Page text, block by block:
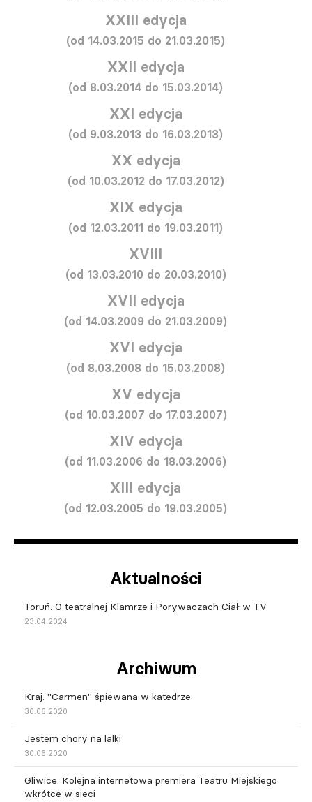
XXIII edycja
(od 14.03.2015 do 21.03.2015)
XXII edycja
(od 8.03.2014 do 15.03.2014)
XXI edycja
(od 9.03.2013 do 16.03.2013)
XX edycja
(od 10.03.2012 do 17.03.2012)
XIX edycja
(od 12.03.2011 do 19.03.2011)
XVIII
(od 13.03.2010 do 20.03.2010)
XVII edycja
(od 14.03.2009 do 21.03.2009)
XVI edycja
(od 8.03.2008 do 15.03.2008)
XV edycja
(od 10.03.2007 do 17.03.2007)
XIV edycja
(od 11.03.2006 do 18.03.2006)
XIII edycja
(od 12.03.2005 do 19.03.2005)
Aktualności
Toruń. O teatralnej Klamrze i Porywaczach Ciał w TV
23.04.2024
Archiwum
Kraj. "Carmen" śpiewana w katedrze
30.06.2020
Jestem chory na lalki
30.06.2020
Gliwice. Kolejna internetowa premiera Teatru Miejskiego
wkrótce w sieci